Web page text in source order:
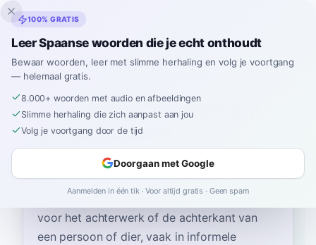
Inklingo
Home›Spaans›Dutch
Hoe zeg je "achterkant"
in het Spaans
Het meest gebruikte Spaanse woord voor
—gebruik 'trasero'
voor het achterwerk of de achterkant van
een persoon of dier, vaak in informele
100% GRATIS
Leer Spaanse woorden die je echt onthoudt
Bewaar woorden, leer met slimme herhaling en volg je voortgang
— helemaal gratis.
8.000+ woorden met audio en afbeeldingen
Slimme herhaling die zich aanpast aan jou
Volg je voortgang door de tijd
Doorgaan met Google
Aanmelden in één tik · Voor altijd gratis · Geen spam